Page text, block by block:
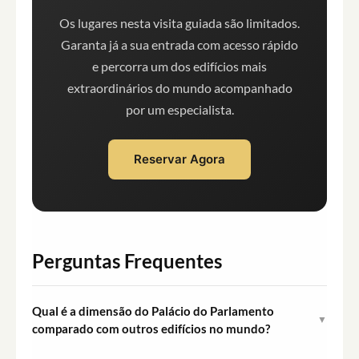
Os lugares nesta visita guiada são limitados.
Garanta já a sua entrada com acesso rápido
e percorra um dos edifícios mais
extraordinários do mundo acompanhado
por um especialista.
Reservar Agora
Perguntas Frequentes
Qual é a dimensão do Palácio do Parlamento
comparado com outros edifícios no mundo?
▼